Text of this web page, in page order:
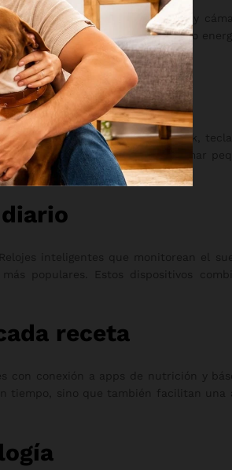
termostatos programables y
sino también un ahorro
ajustables para notebook,
frente a una pantalla. Sumar
receta